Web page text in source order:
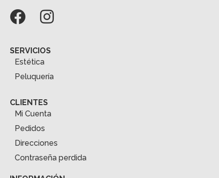
SERVICIOS
Estética
Peluquería
CLIENTES
Mi Cuenta
Pedidos
Direcciones
Contraseña perdida